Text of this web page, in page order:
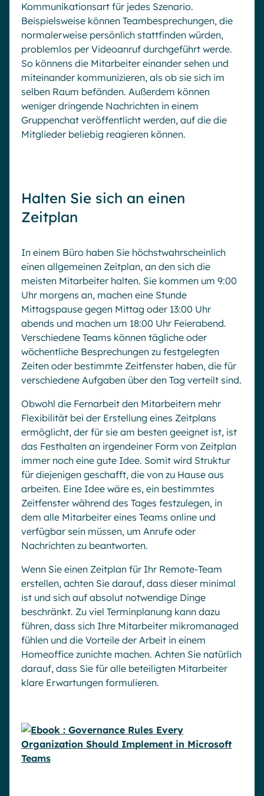
Kommunikationsart für jedes Szenario.
Beispielsweise können Teambesprechungen, die
normalerweise persönlich stattfinden würden,
problemlos per Videoanruf durchgeführt werde.
So könnens die Mitarbeiter einander sehen und
miteinander kommunizieren, als ob sie sich im
selben Raum befänden. Außerdem können
weniger dringende Nachrichten in einem
Gruppenchat veröffentlicht werden, auf die die
Mitglieder beliebig reagieren können.
Halten Sie sich an einen
Zeitplan
In einem Büro haben Sie höchstwahrscheinlich
einen allgemeinen Zeitplan, an den sich die
meisten Mitarbeiter halten. Sie kommen um 9:00
Uhr morgens an, machen eine Stunde
Mittagspause gegen Mittag oder 13:00 Uhr
abends und machen um 18:00 Uhr Feierabend.
Verschiedene Teams können tägliche oder
wöchentliche Besprechungen zu festgelegten
Zeiten oder bestimmte Zeitfenster haben, die für
verschiedene Aufgaben über den Tag verteilt sind.
Obwohl die Fernarbeit den Mitarbeitern mehr
Flexibilität bei der Erstellung eines Zeitplans
ermöglicht, der für sie am besten geeignet ist, ist
das Festhalten an irgendeiner Form von Zeitplan
immer noch eine gute Idee. Somit wird Struktur
für diejenigen geschafft, die von zu Hause aus
arbeiten. Eine Idee wäre es, ein bestimmtes
Zeitfenster während des Tages festzulegen, in
dem alle Mitarbeiter eines Teams online und
verfügbar sein müssen, um Anrufe oder
Nachrichten zu beantworten.
Wenn Sie einen Zeitplan für Ihr Remote-Team
erstellen, achten Sie darauf, dass dieser minimal
ist und sich auf absolut notwendige Dinge
beschränkt. Zu viel Terminplanung kann dazu
führen, dass sich Ihre Mitarbeiter mikromanaged
fühlen und die Vorteile der Arbeit in einem
Homeoffice zunichte machen. Achten Sie natürlich
darauf, dass Sie für alle beteiligten Mitarbeiter
klare Erwartungen formulieren.